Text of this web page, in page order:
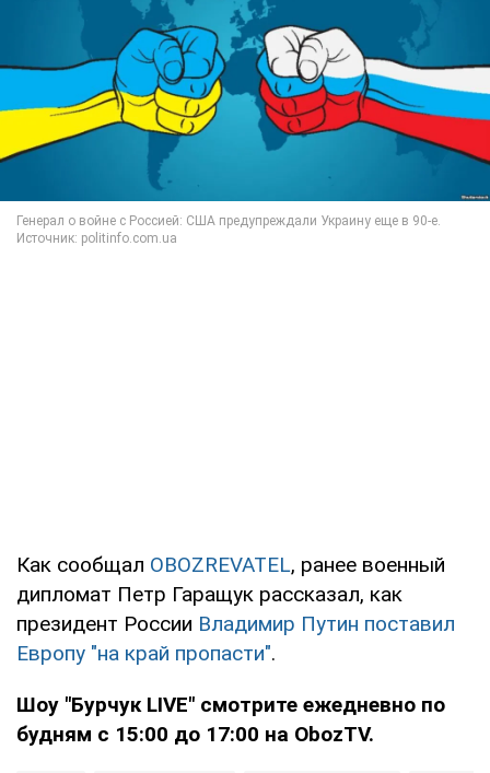
Как сообщал OBOZREVATEL, ранее военный
дипломат Петр Гаращук рассказал, как
президент России Владимир Путин поставил
Европу "на край пропасти".
Шоу "Бурчук LIVE" смотрите ежедневно по
будням с 15:00 до 17:00 на ObozTV.